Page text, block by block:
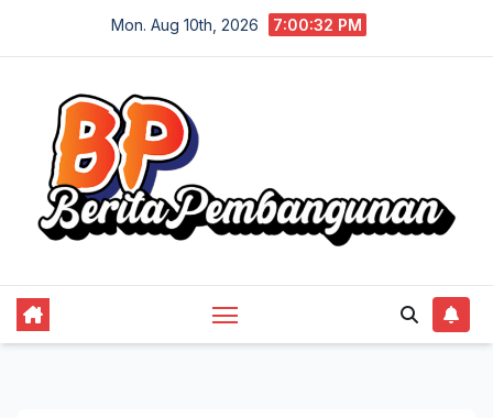
Mon. Aug 10th, 2026 7:00:32 PM